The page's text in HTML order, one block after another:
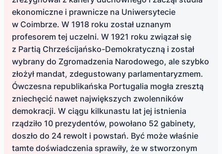
ekonomiczne i prawnicze na Uniwersytecie
w Coimbrze. W 1918 roku został uznanym
profesorem tej uczelni. W 1921 roku związał się
z Partią Chrześcijańsko-Demokratyczną i został
wybrany do Zgromadzenia Narodowego, ale szybko
złożył mandat, zdegustowany parlamentaryzmem.
Ówczesna republikańska Portugalia mogła zresztą
zniechęcić nawet największych zwolenników
demokracji. W ciągu kilkunastu lat jej istnienia
rządziło 10 prezydentów, powołano 52 gabinety,
doszło do 24 rewolt i powstań. Być może właśnie
tamte doświadczenia sprawiły, że w stworzonym